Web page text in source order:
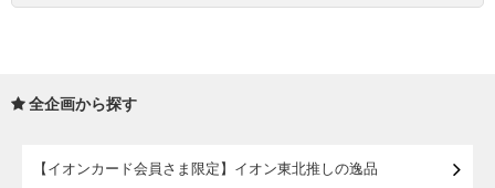
全企画から探す
【イオンカード会員さま限定】イオン東北推しの逸品